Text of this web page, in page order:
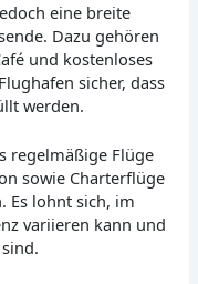
eine breite
Dazu gehören
und kostenloses
sicher, dass
werden.
regelmäßige Flüge
sowie Charterflüge
Es lohnt sich, im
variieren kann und